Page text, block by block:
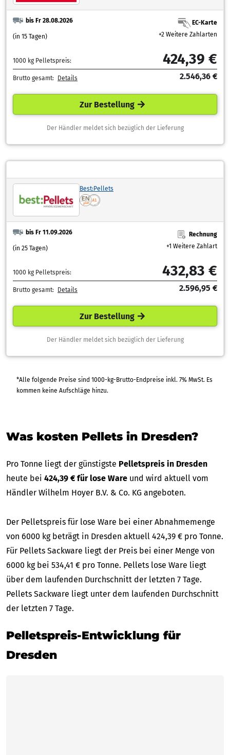
bis Fr 28.08.2026
(in 15 Tagen)
EC-Karte
+2 Weitere Zahlarten
1000 kg Pelletspreis: 424,39 €
Brutto gesamt: Details 2.546,36 €
Zur Bestellung
Der Händler meldet sich bezüglich der Lieferung
Best:Pellets
bis Fr 11.09.2026
(in 25 Tagen)
Rechnung
+1 Weitere Zahlart
1000 kg Pelletspreis: 432,83 €
Brutto gesamt: Details 2.596,95 €
Zur Bestellung
Der Händler meldet sich bezüglich der Lieferung
*Alle folgende Preise sind 1000-kg-Brutto-Endpreise inkl. 7% MwSt. Es
kommen keine Aufschläge hinzu.
Was kosten Pellets in Dresden?
Pro Tonne liegt der günstigste Pelletspreis in Dresden
heute bei 424,39 € für lose Ware und wird aktuell vom
Händler Wilhelm Hoyer B.V. & Co. KG angeboten.
Der Pelletspreis für lose Ware bei einer Abnahmemenge
von 6000 kg beträgt in Dresden aktuell 424,39 € pro Tonne.
Für Pellets Sackware liegt der Preis bei einer Menge von
6000 kg bei 534,41 € pro Tonne. Pellets lose Ware liegt
über dem laufenden Durchschnitt der letzten 7 Tage.
Pellets Sackware liegt unter dem laufenden Durchschnitt
der letzten 7 Tage.
Pelletspreis-Entwicklung für
Dresden